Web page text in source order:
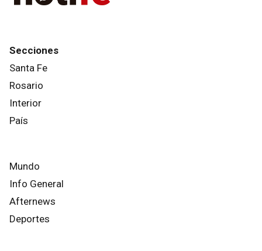
Secciones
Santa Fe
Rosario
Interior
País
Mundo
Info General
Afternews
Deportes